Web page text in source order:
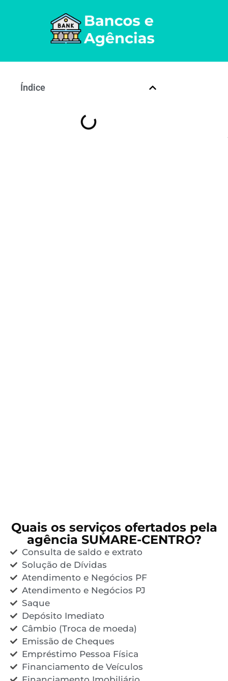
Índice
Quais os serviços ofertados pela
agência SUMARE-CENTRO?
Consulta de saldo e extrato
Solução de Dívidas
Atendimento e Negócios PF
Atendimento e Negócios PJ
Saque
Depósito Imediato
Câmbio (Troca de moeda)
Emissão de Cheques
Empréstimo Pessoa Física
Financiamento de Veículos